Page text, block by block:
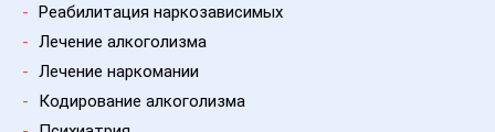
- Реабилитация наркозависимых
- Лечение алкоголизма
- Лечение наркомании
-
Кодирование алкоголизма